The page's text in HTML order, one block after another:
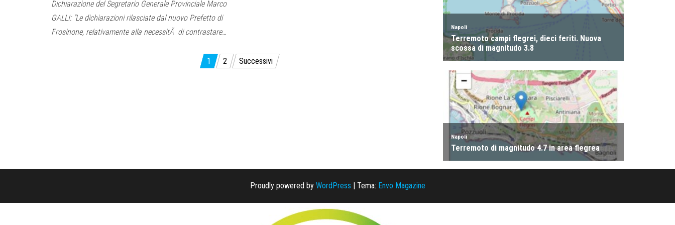
Dichiarazione del Segretario Generale Provinciale Marco
GALLI: “Le dichiarazioni rilasciate dal nuovo Prefetto di
Frosinone, relativamente alla necessitÃ di contrastare…
1 2 Successivi
Proudly powered by WordPress | Tema: Envo Magazine